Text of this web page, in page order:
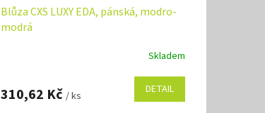
Blůza CXS LUXY EDA, pánská, modro-
modrá
Skladem
310,62 Kč / ks DETAIL